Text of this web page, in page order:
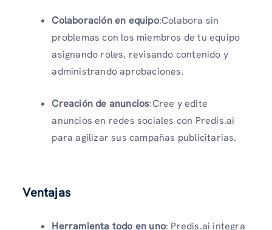
Colaboración en equipo:Colabora sin
problemas con los miembros de tu equipo
asignando roles, revisando contenido y
administrando aprobaciones.
Creación de anuncios:Cree y edite
anuncios en redes sociales con Predis.ai
para agilizar sus campañas publicitarias.
Ventajas
Herramienta todo en uno: Predis.ai integra